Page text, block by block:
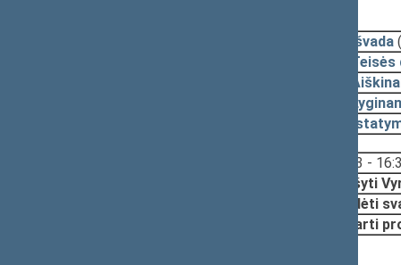
Išvada
16:13 -
Prašyti
Pradėti
Pritarti